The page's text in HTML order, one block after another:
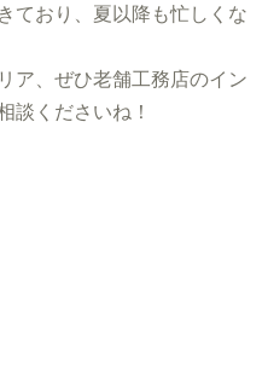
ており、夏以降も忙しくな
ア、ぜひ老舗工務店のイン
談くださいね！